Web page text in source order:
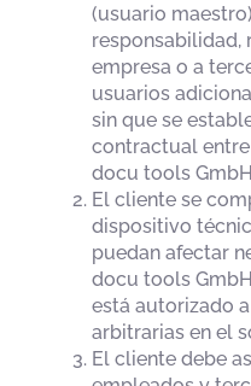
(usuario
responsabilidad,
empresa o a
usuarios
sin que se
contractual
docu tools
El cliente se
dispositivo
puedan afectar
docu tools
está autorizado
arbitrarias en el
El cliente debe